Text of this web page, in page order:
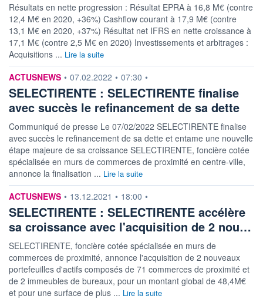
Résultats en nette progression : Résultat EPRA à 16,8 M€ (contre
12,4 M€ en 2020, +36%) Cashflow courant à 17,9 M€ (contre
13,1 M€ en 2020, +37%) Résultat net IFRS en nette croissance à
17,1 M€ (contre 2,5 M€ en 2020) Investissements et arbitrages :
Acquisitions ... Lire la suite
information fournie par
ACTUSNEWS • 07.02.2022 • 07:30 •
SELECTIRENTE : SELECTIRENTE finalise
avec succès le refinancement de sa dette
Communiqué de presse Le 07/02/2022 SELECTIRENTE finalise
avec succès le refinancement de sa dette et entame une nouvelle
étape majeure de sa croissance SELECTIRENTE, foncière cotée
spécialisée en murs de commerces de proximité en centre-ville,
annonce la finalisation ... Lire la suite
information fournie par
ACTUSNEWS • 13.12.2021 • 18:00 •
SELECTIRENTE : SELECTIRENTE accélère
sa croissance avec l'acquisition de 2 nou…
SELECTIRENTE, foncière cotée spécialisée en murs de
commerces de proximité, annonce l'acquisition de 2 nouveaux
portefeuilles d'actifs composés de 71 commerces de proximité et
de 2 immeubles de bureaux, pour un montant global de 48,4M€
et pour une surface de plus ... Lire la suite